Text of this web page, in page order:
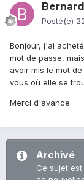
Posté(e)
Bonjour, j'ai
mot de passe,
avoir mis le mot
vous où elle se
Merci d'avance
Archivé
Ce sujet